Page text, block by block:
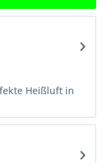
Heißluft in